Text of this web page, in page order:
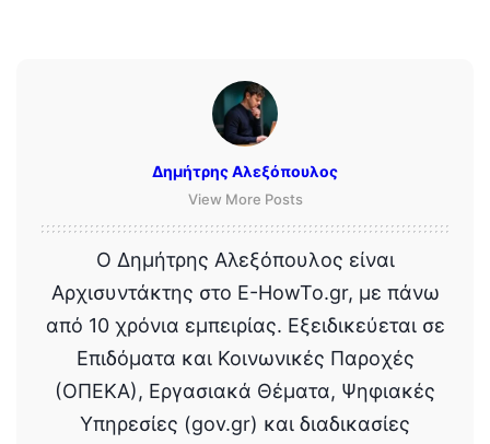
Δημήτρης Αλεξόπουλος
View More Posts
Ο Δημήτρης Αλεξόπουλος είναι
Αρχισυντάκτης στο E-HowTo.gr, με πάνω
από 10 χρόνια εμπειρίας. Εξειδικεύεται σε
Επιδόματα και Κοινωνικές Παροχές
(ΟΠΕΚΑ), Εργασιακά Θέματα, Ψηφιακές
Υπηρεσίες (gov.gr) και διαδικασίες